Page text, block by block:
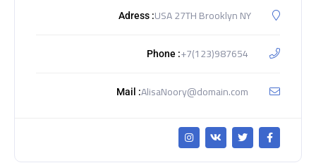
USA 27TH Brooklyn NY
+7(123)987654
AlisaNoory@domain.com